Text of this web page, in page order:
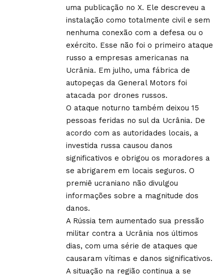
uma publicação no X. Ele descreveu a
instalação como totalmente civil e sem
nenhuma conexão com a defesa ou o
exército. Esse não foi o primeiro ataque
russo a empresas americanas na
Ucrânia. Em julho, uma fábrica de
autopeças da General Motors foi
atacada por drones russos.
O ataque noturno também deixou 15
pessoas feridas no sul da Ucrânia. De
acordo com as autoridades locais, a
investida russa causou danos
significativos e obrigou os moradores a
se abrigarem em locais seguros. O
premiê ucraniano não divulgou
informações sobre a magnitude dos
danos.
A Rússia tem aumentado sua pressão
militar contra a Ucrânia nos últimos
dias, com uma série de ataques que
causaram vítimas e danos significativos.
A situação na região continua a se